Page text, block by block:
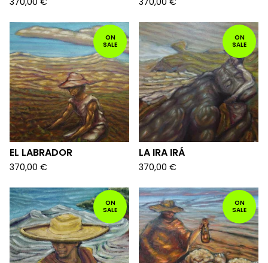
ON
SALE
EL LABRADOR
370,00 €
ON
SALE
LA IRA IRÁ
370,00 €
ON
SALE
ON
SALE